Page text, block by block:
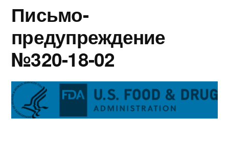
Письмо-
предупреждение
№320-18-02